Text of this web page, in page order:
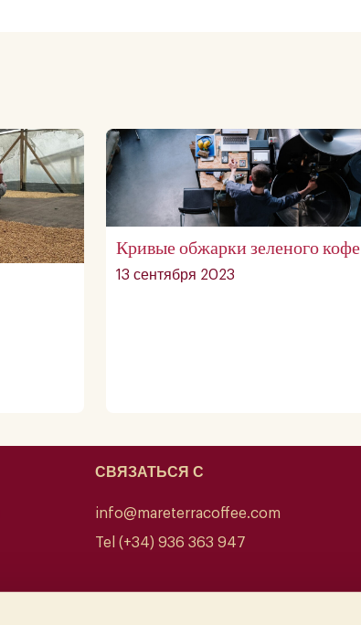
Кривые обжарки зеленого кофе
13 сентября 2023
СВЯЗАТЬСЯ С
info@mareterracoffee.com
Tel (+34) 936 363 947